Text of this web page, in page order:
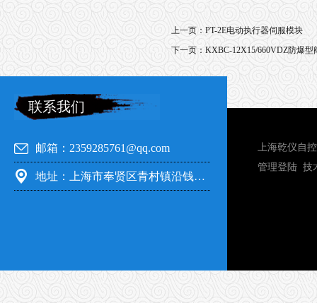
上一页： PT-2E电动执行器伺服模块
下一页： KXBC-12X15/660VDZ防爆型
联系我们
邮箱：2359285761@qq.com
地址：上海市奉贤区青村镇沿钱公路351号
上海乾仪自
管理登陆 技